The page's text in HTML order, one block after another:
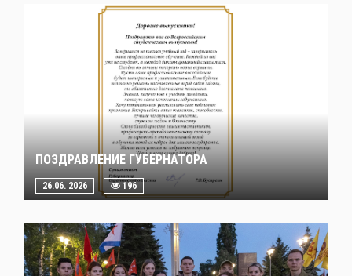
ПОЗДРАВЛЕНИЕ ГУБЕРНАТОРА
26.06. 2026 196